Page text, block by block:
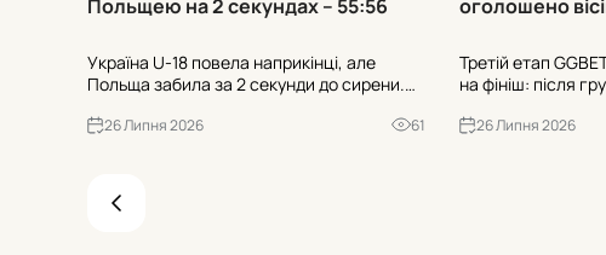
Польщею на 2 секундах – 55:56
Україна U-18 повела наприкінці, але
Польща забила за 2 секунди до сирени.
суперника. Чи зіграли роль 21 втрата та
26 Липня 2026 61
оголошено
Третій етап
на фініш: після
Хто пройшов далі
26 Липня 2026